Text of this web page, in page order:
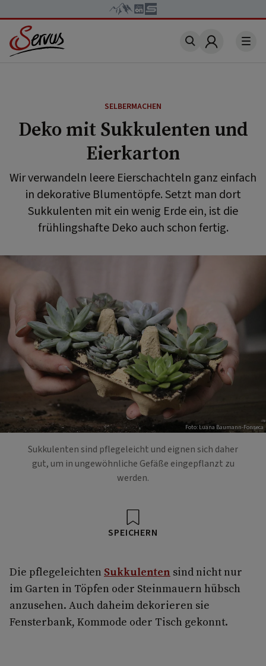
Account
SELBERMACHEN
Deko mit Sukkulenten und
Eierkarton
Wir verwandeln leere Eierschachteln ganz einfach
in dekorative Blumentöpfe. Setzt man dort
Sukkulenten mit ein wenig Erde ein, ist die
frühlingshafte Deko auch schon fertig.
Foto: Luana Baumann-Fonseca
Sukkulenten sind pflegeleicht und eignen sich daher
gut, um in ungewöhnliche Gefäße eingepflanzt zu
werden.
SPEICHERN
Die pflegeleichten Sukkulenten sind nicht nur
im Garten in Töpfen oder Steinmauern hübsch
anzusehen. Auch daheim dekorieren sie
Fensterbank, Kommode oder Tisch gekonnt.